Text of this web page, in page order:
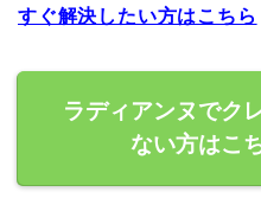
すぐ解決したい方はこちら
ラディアンヌでク
ない方はこ